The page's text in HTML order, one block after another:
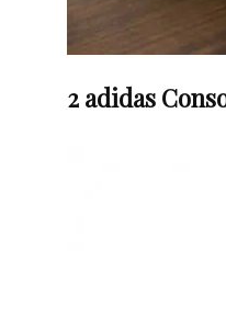
2 adidas